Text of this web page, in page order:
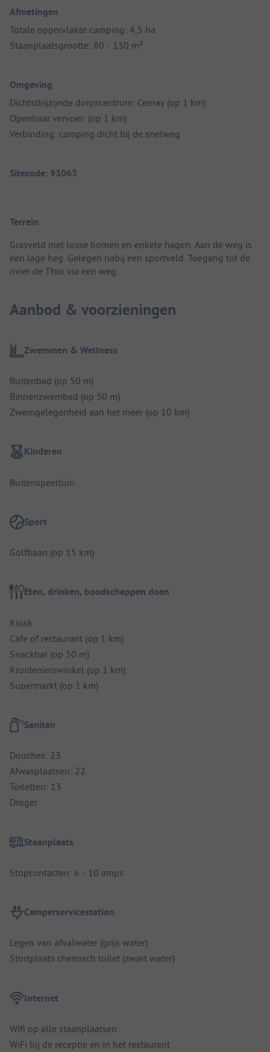
Afmetingen
Totale oppervlakte camping: 4,5 ha
Staanplaatsgrootte: 80 - 130 m²
Omgeving
Dichtstbijzijnde dorpscentrum: Cernay (op 1 km)
Openbaar vervoer: (op 1 km)
Verbinding: camping dicht bij de snelweg
Sitecode: 93063
Terrein
Grasveld met losse bomen en enkele hagen. Aan de weg is
een lage heg. Gelegen nabij een sportveld. Toegang tot de
rivier de Thur via een weg.
Aanbod & voorzieningen
Zwemmen & Wellness
Buitenbad (op 50 m)
Binnenzwembad (op 50 m)
Zwemgelegenheid aan het meer (op 10 km)
Kinderen
Buitenspeeltuin
Sport
Golfbaan (op 15 km)
Eten, drinken, boodschappen doen
Kiosk
Cafe of restaurant (op 1 km)
Snackbar (op 50 m)
Kruidenierswinkel (op 1 km)
Supermarkt (op 1 km)
Sanitair
Douches: 23
Afwasplaatsen: 22
Toiletten: 13
Droger
Staanplaats
Stopcontacten: 6 - 10 amps
Camperservicestation
Legen van afvalwater (grijs water)
Stortplaats chemisch toilet (zwart water)
Internet
Wifi op alle staanplaatsen
WiFi bij de receptie en in het restaurant